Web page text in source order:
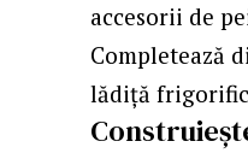
accesorii de
Completează
lădiță